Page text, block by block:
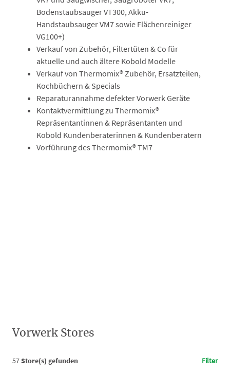
Bodenstaubsauger VT300, Akku-
Handstaubsauger VM7 sowie Flächenreiniger
VG100+)
Verkauf von Zubehör, Filtertüten & Co für
aktuelle und auch ältere Kobold Modelle
Verkauf von Thermomix® Zubehör, Ersatzteilen,
Kochbüchern & Specials
Reparaturannahme defekter Vorwerk Geräte
Kontaktvermittlung zu Thermomix®
Repräsentantinnen & Repräsentanten und
Kobold Kundenberaterinnen & Kundenberatern
Vorführung des Thermomix® TM7
Vorwerk Stores
57Store(s) gefunden Filter